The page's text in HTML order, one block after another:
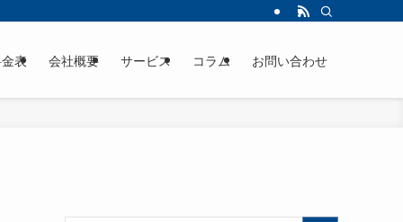
表 会社概要 サービス コラム お問い合わせ